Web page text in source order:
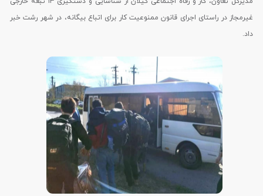
غیرمجاز در راستای اجرای قانون ممنوعیت کار برای اتباع بیگانه، در شهر رشت خبر
داد.